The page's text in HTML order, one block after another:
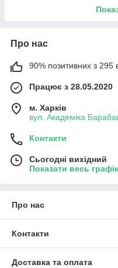
Про нас
90% позитивних з 295
Працює з 28.05.2020
м. Харків
вул. Академіка
Контакти
Сьогодні вихідний
Показати весь
Про нас
Контакти
Доставка та оплата